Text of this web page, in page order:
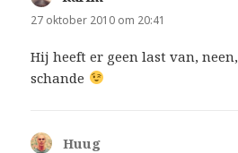
27 oktober 2010 om 20:41
Hij heeft er geen last van,
schande
Huug